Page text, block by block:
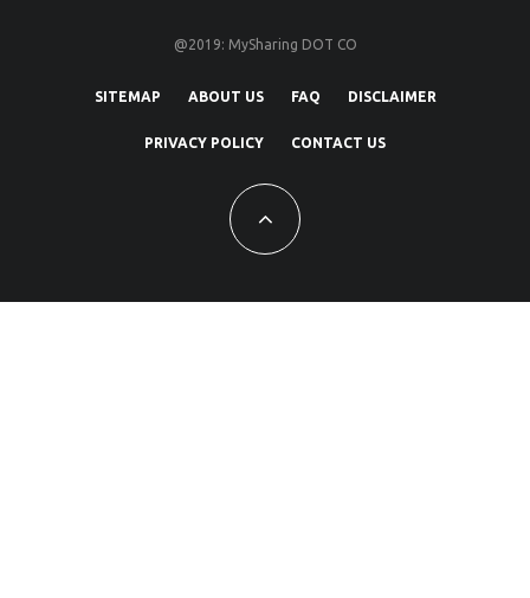
@2019: MySharing DOT CO
SITEMAP ABOUT US FAQ DISCLAIMER
PRIVACY POLICY CONTACT US